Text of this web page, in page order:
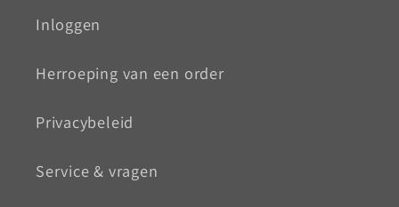
Inloggen
Herroeping van een order
Privacybeleid
Service & vragen